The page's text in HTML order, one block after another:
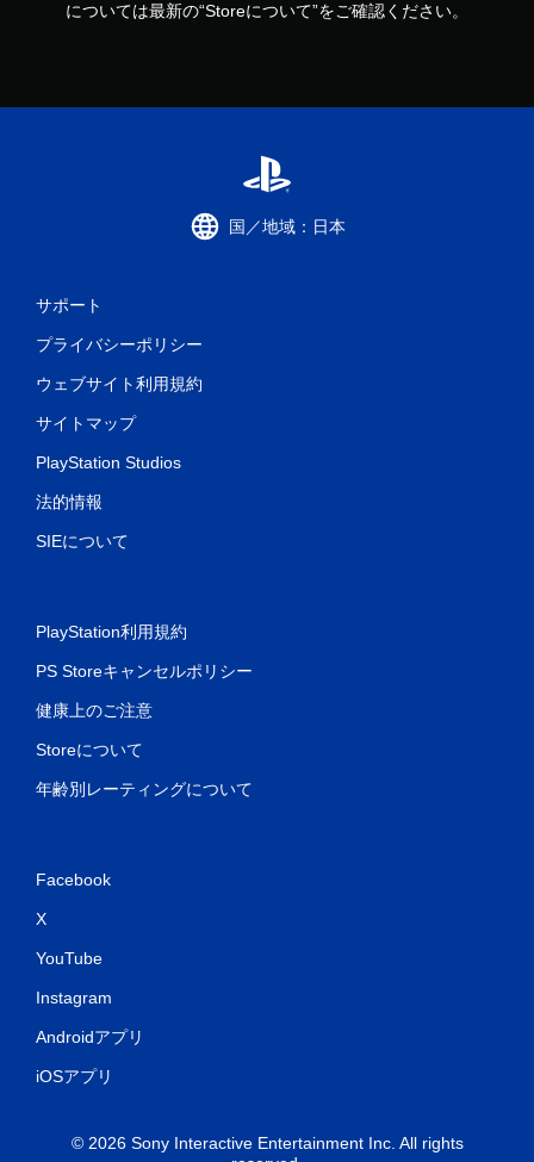
については最新の“Storeについて”をご確認ください。
国／地域：日本
サポート
プライバシーポリシー
ウェブサイト利用規約
サイトマップ
PlayStation Studios
法的情報
SIEについて
PlayStation利用規約
PS Storeキャンセルポリシー
健康上のご注意
Storeについて
年齢別レーティングについて
Facebook
X
YouTube
Instagram
Androidアプリ
iOSアプリ
© 2026 Sony Interactive Entertainment Inc. All rights